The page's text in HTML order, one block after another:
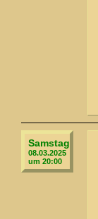
Samstag
08.03.2025
um 20:00